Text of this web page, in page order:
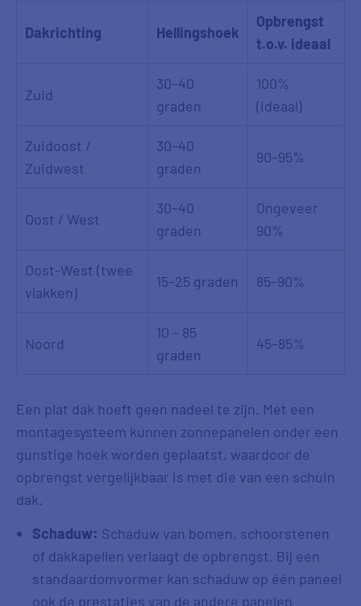
Dakrichting Hellingshoek
Opbrengst
t.o.v. ideaal
Zuid
30–40
graden
100%
(ideaal)
Zuidoost /
Zuidwest
30–40
graden
90–95%
Oost / West
30–40
graden
Ongeveer
90%
Oost-West (twee
vlakken)
15–25 graden 85–90%
Noord
10 – 85
graden
45–85%
Een plat dak hoeft geen nadeel te zijn. Met een
montagesysteem kunnen zonnepanelen onder een
gunstige hoek worden geplaatst, waardoor de
opbrengst vergelijkbaar is met die van een schuin
dak.
Schaduw: Schaduw van bomen, schoorstenen
of dakkapellen verlaagt de opbrengst. Bij een
standaardomvormer kan schaduw op één paneel
ook de prestaties van de andere panelen